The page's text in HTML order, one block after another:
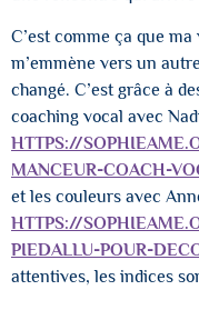
C’est comme ça que
m’emmène vers un
changé. C’est grâce à
coaching vocal avec
HTTPS://
MANCEUR-COACH-
et les couleurs avec
HTTPS://
PIEDALLU-POUR-
attentives, les indices